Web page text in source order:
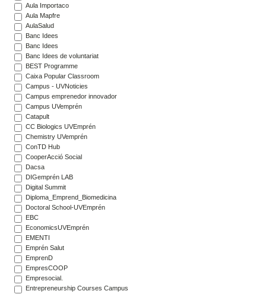
Aula Importaco
Aula Mapfre
AulaSalud
Banc Idees
Banc Idees
Banc Idees de voluntariat
BEST Programme
Caixa Popular Classroom
Campus - UVNoticies
Campus emprenedor innovador
Campus UVemprén
Catapult
CC Biologics UVEmprén
Chemistry UVemprén
ConTD Hub
CooperAcció Social
Dacsa
DIGemprén LAB
Digital Summit
Diploma_Emprend_Biomedicina
Doctoral School-UVEmprén
EBC
EconomicsUVEmprén
EMENTI
Emprén Salut
EmprenD
EmpresCOOP
Empresocial.
Entrepreneurship Courses Campus